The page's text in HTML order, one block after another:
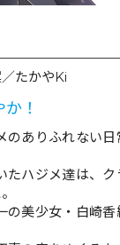
たかやKi
！
ありふれない
ハジメ達は、
の美少女・白崎